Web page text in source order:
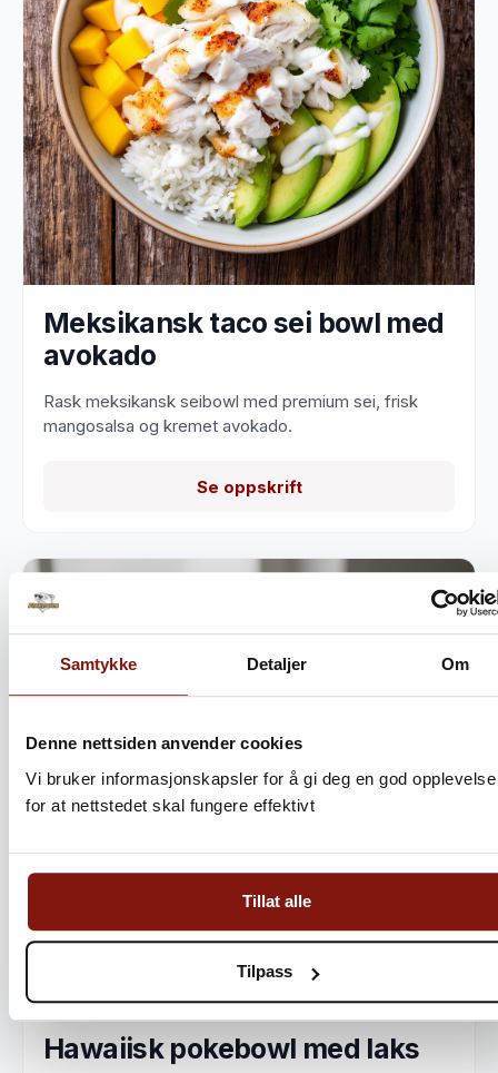
Samtykke Detaljer Om
Denne nettsiden anvender cookies
Vi bruker informasjonskapsler for å gi deg en god
for at nettstedet skal fungere effektivt
Tillat alle
Tilpass
Meksikansk taco sei bowl med
avokado
Rask meksikansk seibowl med premium sei, frisk
mangosalsa og kremet avokado.
Se oppskrift
Hawaiisk pokebowl med laks